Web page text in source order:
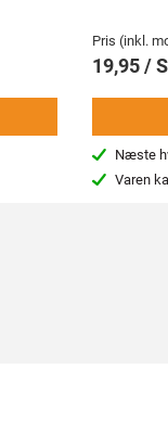
Pris (inkl.
19,95 /
Næste
Varen